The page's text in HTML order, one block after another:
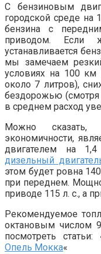
С бензиновым
городской среде на
бензина с
приводом. Если
устанавливается
мы замечаем
условиях на 100
около 7 литров),
бездорожью (смотря
в среднем расход
Можно
экономичности,
двигателем на
дизельный
этом будет ровна
при переднем.
приводе 115 л. с., а
Рекомендуемое
октановым числом
посмотреть статьи:
Опель Мокка«